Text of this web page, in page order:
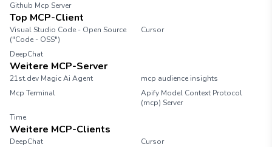
Github Mcp Server
Top MCP-Client
Visual Studio Code - Open Source
("Code - OSS")
Cursor
DeepChat
Weitere MCP-Server
21st.dev Magic Ai Agent
mcp audience insights
Mcp Terminal
Apify Model Context Protocol
(mcp) Server
Time
Weitere MCP-Clients
DeepChat
Cursor